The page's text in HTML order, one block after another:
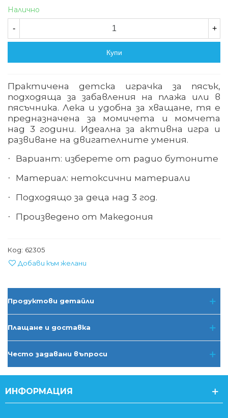
Налично
- +
Купи
Практичена детска играчка за пясък,
подходяща за забавления на плажа или в
пясъчника. Лека и удобна за хващане, тя е
предназначена за момичета и момчета
над 3 години. Идеална за активна игра и
развиване на двигателните умения.
· Вариант: изберете от радио бутоните
· Материал: нетоксични материали
· Подходящо за деца над 3 год.
· Произведено от Македония
Код: 62305
Добави към желани
Продуктови детайли
Плащане и доставка
Често задавани въпроси
ИНФОРМАЦИЯ